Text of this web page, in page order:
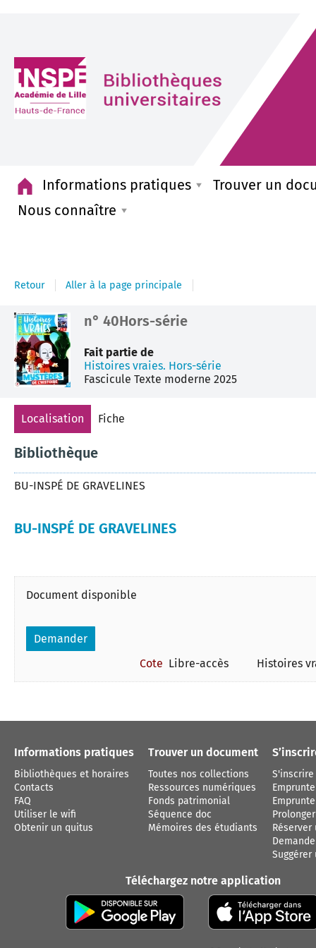
Accueil
Informations pratiques
Trouver un
Nous connaître
Retour Aller à la page principale
Détail
document
n° 40Hors-série
Fait partie de
Histoires vraies. Hors-série
FasciculeTexte moderne2025
Localisation Fiche
Bibliothèque
BU-INSPÉ DE GRAVELINES
BU-INSPÉ DE GRAVELINES
Document disponible
Demander
Cote Libre-accès
Informations pratiques
Bibliothèques et horaires
Contacts
FAQ
Utiliser le wifi
Obtenir un quitus
Trouver un document
Toutes nos collections
Ressources numériques
Fonds patrimonial
Séquence doc
Mémoires des étudiants
S'inscrire
Réserver
Suggérer
Téléchargez notre application